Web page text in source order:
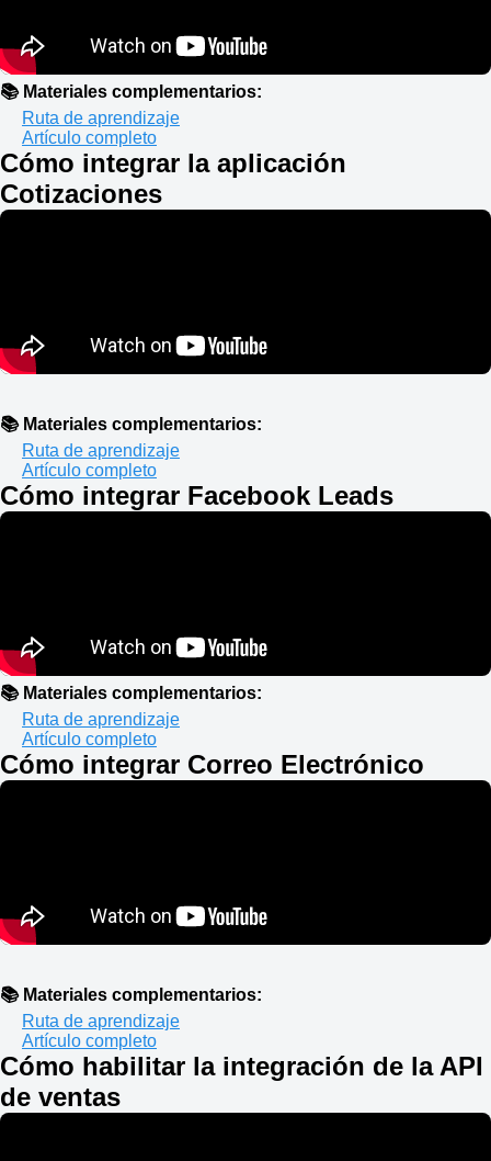
📚 Materiales complementarios:
Ruta de aprendizaje
Artículo completo
Cómo integrar la aplicación
Cotizaciones
📚 Materiales complementarios:
Ruta de aprendizaje
Artículo completo
Cómo integrar Facebook Leads
📚 Materiales complementarios:
Ruta de aprendizaje
Artículo completo
Cómo integrar Correo Electrónico
📚 Materiales complementarios:
Ruta de aprendizaje
Artículo completo
Cómo habilitar la integración de la API
de ventas